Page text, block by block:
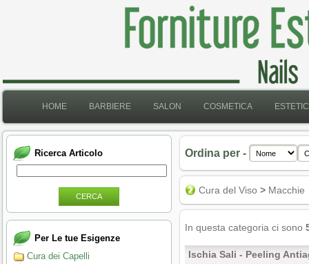
HOME BARBIERE SALON COSMETICA
Ricerca Articolo
CERCA
Per Le tue Esigenze
Cura dei Capelli
Ordina per -
Cura del Viso > Macchie
In questa categoria ci sono
Ischia Sali - Peeling